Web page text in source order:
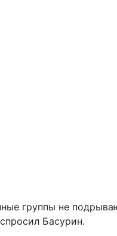
группы не
Басурин.